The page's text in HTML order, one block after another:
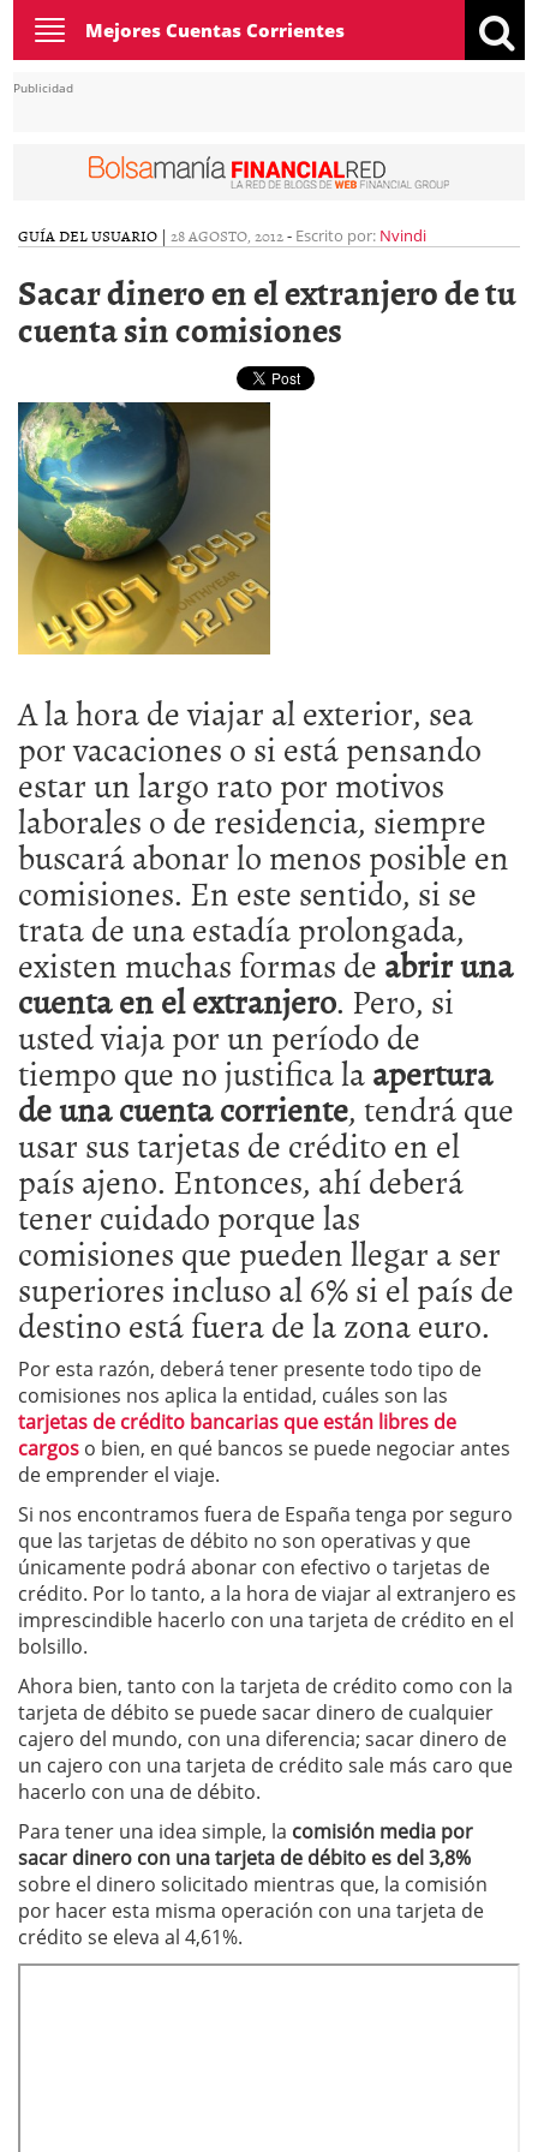
Toggle
navigation
Mejores Cuentas Corrientes
Publicidad
GUÍA DEL USUARIO | 28 AGOSTO, 2012- Escrito por: Nvindi
Sacar dinero en el extranjero de tu
cuenta sin comisiones
A la hora de viajar al exterior, sea
por vacaciones o si está pensando
estar un largo rato por motivos
laborales o de residencia, siempre
buscará abonar lo menos posible en
comisiones. En este sentido, si se
trata de una estadía prolongada,
existen muchas formas deabrir una
cuenta en el extranjero. Pero, si
usted viaja por un período de
tiempo que no justifica laapertura
de una cuenta corriente, tendrá que
usar sus tarjetas de crédito en el
país ajeno. Entonces, ahí deberá
tener cuidado porque las
comisiones que pueden llegar a ser
superiores incluso al 6% si el país de
destino está fuera de la zona euro.
Por esta razón, deberá tener presente todo tipo de
comisiones nos aplica la entidad, cuáles son las
tarjetas de crédito bancarias que están libres de
cargos o bien, en qué bancos se puede negociar antes
de emprender el viaje.
Si nos encontramos fuera de España tenga por seguro
que las tarjetas de débito no son operativas y que
únicamente podrá abonar con efectivo o tarjetas de
crédito. Por lo tanto, a la hora de viajar al extranjero es
imprescindible hacerlo con una tarjeta de crédito en el
bolsillo.
Ahora bien, tanto con la tarjeta de crédito como con la
tarjeta de débito se puede sacar dinero de cualquier
cajero del mundo, con una diferencia; sacar dinero de
un cajero con una tarjeta de crédito sale más caro que
hacerlo con una de débito.
Para tener una idea simple, la comisión media por
sacar dinero con una tarjeta de débito es del 3,8%
sobre el dinero solicitado mientras que, la comisión
por hacer esta misma operación con una tarjeta de
crédito se eleva al 4,61%.